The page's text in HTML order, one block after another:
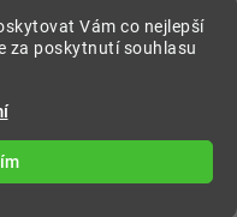
Vám co nejlepší
za poskytnutí souhlasu
práva vyhrazena.